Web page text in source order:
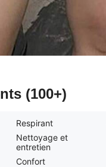
(100+)
Respirant
Nettoyage et
entretien
Confort